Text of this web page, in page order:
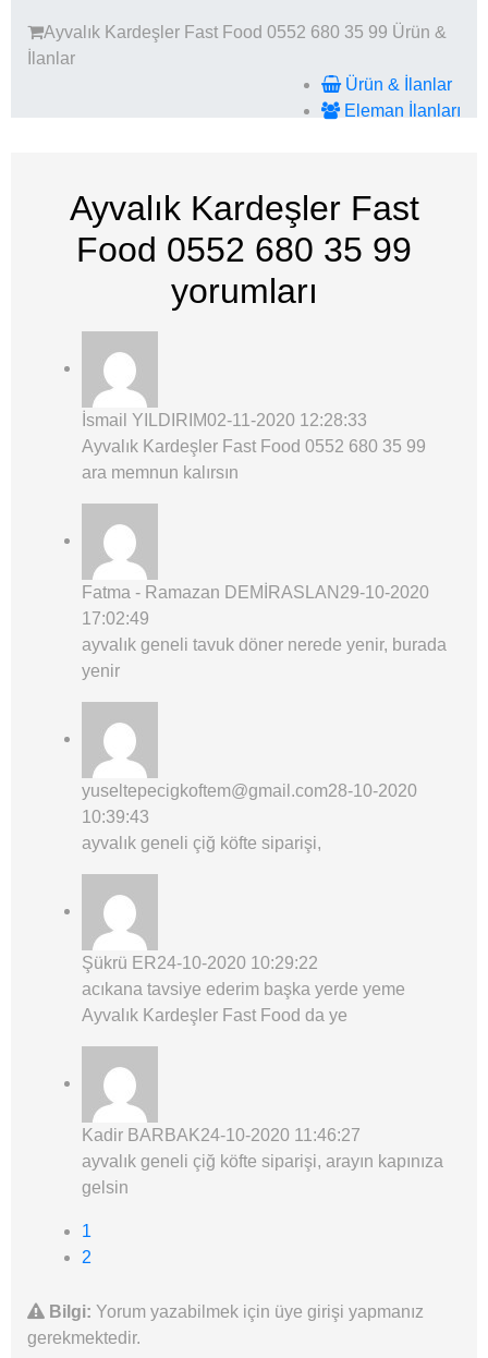
Ayvalık Kardeşler Fast Food 0552 680 35 99 Ürün &
İlanlar
Ürün & İlanlar
Eleman İlanları
Ayvalık Kardeşler Fast
Food 0552 680 35 99
yorumları
İsmail YILDIRIM02-11-2020 12:28:33
Ayvalık Kardeşler Fast Food 0552 680 35 99
ara memnun kalırsın
Fatma - Ramazan DEMİRASLAN 29-10-2020
17:02:49
ayvalık geneli tavuk döner nerede yenir, burada
yenir
yuseltepecigkoftem@gmail.com28-10-2020
10:39:43
ayvalık geneli çiğ köfte siparişi,
Şükrü ER24-10-2020 10:29:22
acıkana tavsiye ederim başka yerde yeme
Ayvalık Kardeşler Fast Food da ye
Kadir BARBAK24-10-2020 11:46:27
ayvalık geneli çiğ köfte siparişi, arayın kapınıza
gelsin
1
2
Bilgi: Yorum yazabilmek için üye girişi yapmanız
gerekmektedir.